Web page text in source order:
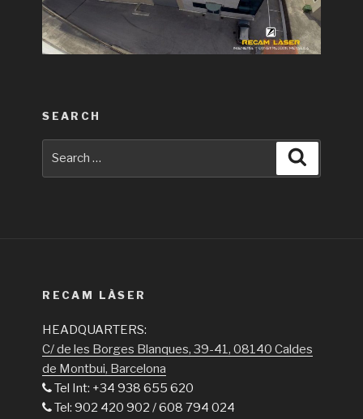
SEARCH
RECAM LÀSER
HEADQUARTERS:
C/ de les Borges Blanques, 39-41, 08140 Caldes
de Montbui, Barcelona
Tel Int: +34 938 655 620
Tel: 902 420 902 / 608 794 024